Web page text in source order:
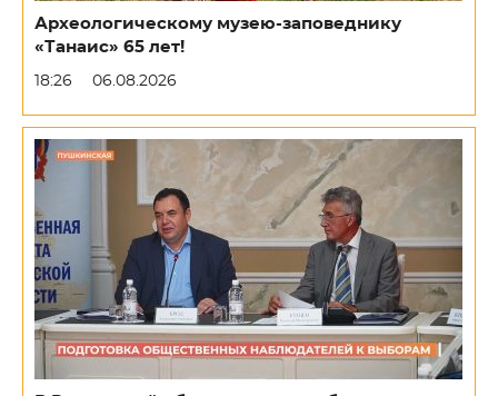
Археологическому музею-заповеднику
«Танаис» 65 лет!
18:26 06.08.2026